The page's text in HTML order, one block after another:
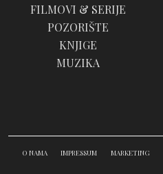
FILMOVI & SERIJE
POZORIŠTE
KNJIGE
MUZIKA
O NAMA IMPRESSUM MARKETING